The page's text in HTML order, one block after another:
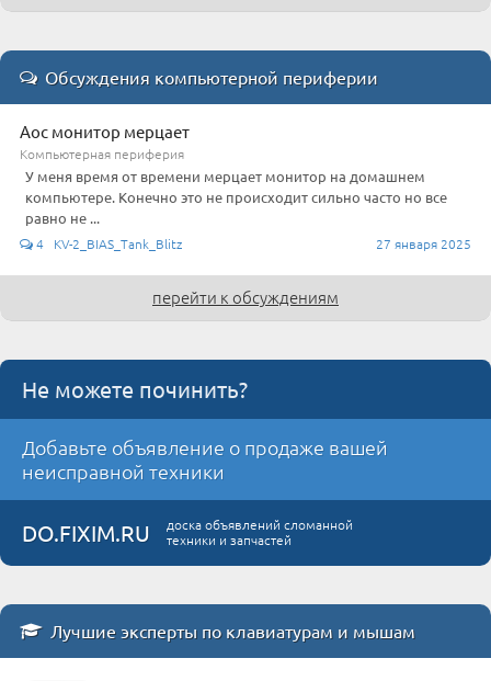
Обсуждения компьютерной периферии
Aoc монитор мерцает
Компьютерная периферия
У меня время от времени мерцает монитор на домашнем
компьютере. Конечно это не происходит сильно часто но все
равно не ...
4 KV-2_BIAS_Tank_Blitz 27 января 2025
перейти к обсуждениям
Не можете починить?
Добавьте объявление о продаже вашей
неисправной техники
DO.FIXIM.RU
доска объявлений сломанной
техники и запчастей
Лучшие эксперты по клавиатурам и мышам